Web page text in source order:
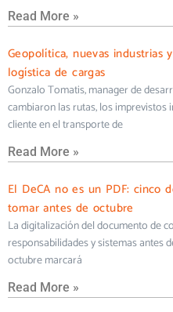
Read More »
Geopolítica, nuevas
logística de cargas
Gonzalo Tomatis, manager de
cambiaron las rutas, los imprevistos
cliente en el transporte de
Read More »
El DeCA no es un PDF: cinco
tomar antes de octubre
La digitalización del documento de
responsabilidades y sistemas antes
octubre marcará
Read More »